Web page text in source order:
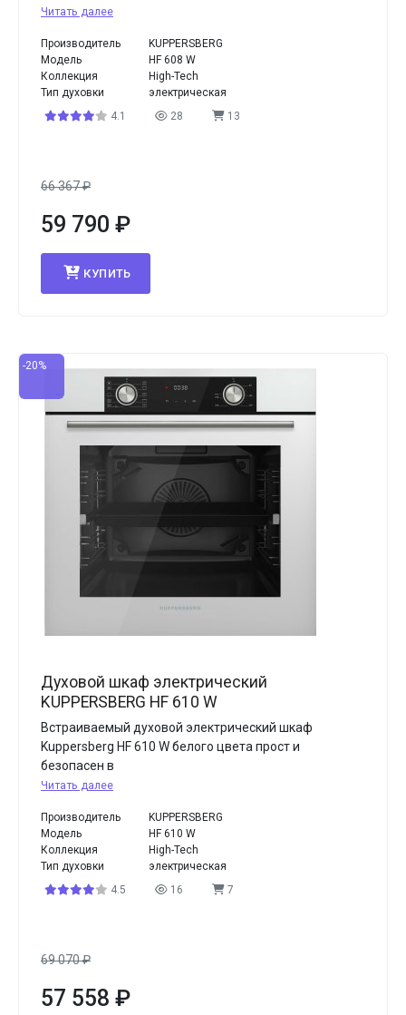
Читать далее
Производитель
KUPPERSBERG
Модель
HF 608 W
Коллекция
High-Tech
Тип духовки
электрическая
4.1
28 13
66 367₽
59 790 ₽
КУПИТЬ
-20%
Духовой шкаф электрический
KUPPERSBERG HF 610 W
Встраиваемый духовой электрический шкаф
Kuppersberg HF 610 W белого цвета прост и
безопасен в
Читать далее
Производитель
KUPPERSBERG
Модель
HF 610 W
Коллекция
High-Tech
Тип духовки
электрическая
4.5
16 7
69 070₽
57 558 ₽